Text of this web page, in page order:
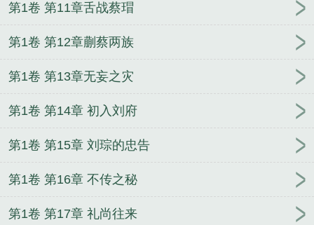
兵临天下0.1折 兵临天下是什么意思
三国兵临天下
攻略
兵临天下新区活动图
留里克
的崛起
奸臣之妻 战国大魏王
重生成残
王心尖宠 全球末日：我能统御亿万怪物！
被全家读
半
恋战星梦 遇鬼的日子
盛世王宠：卧底太子妃
妃：拐个夫君去见鬼 我真没想结婚啊
女总裁的护花
领主：无敌从召唤女帝开始
第1卷 第11章舌战蔡瑁
第1卷 第12章蒯蔡两族
第1卷 第13章无妄之灾
第1卷 第14章 初入刘府
第1卷 第15章 刘琮的忠告
第1卷 第16章 不传之秘
第1卷 第17章 礼尚往来